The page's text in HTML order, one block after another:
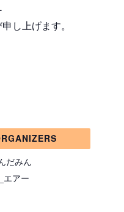
し上げます。
だみん
エアー